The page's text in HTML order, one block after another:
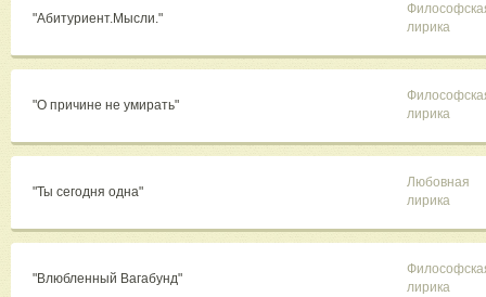
"Абитуриент.Мысли."
лирика
"О причине не умирать"
лирика
"Ты сегодня одна"
Любовная
лирика
"Влюбленный Вагабунд"
лирика